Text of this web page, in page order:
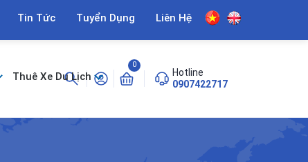
Tin Tức Tuyển Dụng Liên Hệ
Thuê Xe Du Lịch
0
Hotline
0907422717